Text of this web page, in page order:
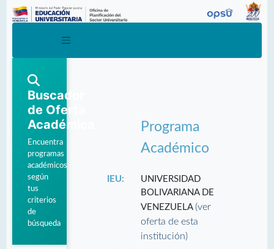
Buscador
de Oferta
Académica
Encuentra
programas
académicos
según
tus
criterios
de
búsqueda
Programa
Académico
IEU:
UNIVERSIDAD
BOLIVARIANA DE
VENEZUELA(ver
oferta de esta
institución)